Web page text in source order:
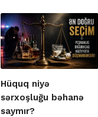
Hüquq niyə
sərxoşluğu bəhanə
saymır?